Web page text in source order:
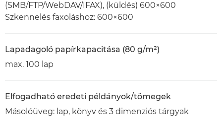
(SMB/FTP/WebDAV/IFAX), (küldés) 600×600
Szkennelés faxoláshoz: 600×600
Lapadagoló papírkapacitása (80 g/m²)
max. 100 lap
Elfogadható eredeti példányok/tömegek
Másolóüveg: lap, könyv és 3 dimenziós tárgyak